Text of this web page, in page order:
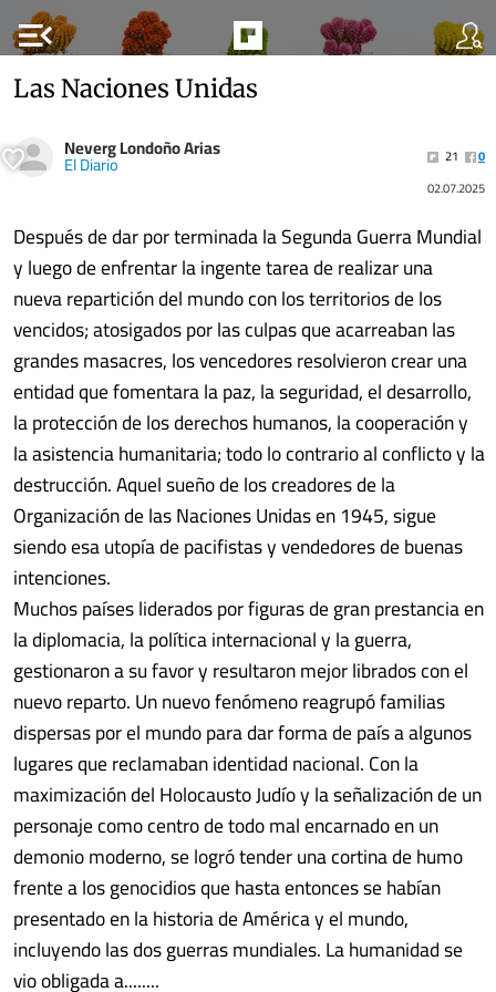
menu_open
Las Naciones Unidas
Neverg Londoño Arias
El Diario 21
0
02.07.2025
Después de dar por terminada la Segunda Guerra Mundial
y luego de enfrentar la ingente tarea de realizar una
nueva repartición del mundo con los territorios de los
vencidos; atosigados por las culpas que acarreaban las
grandes masacres, los vencedores resolvieron crear una
entidad que fomentara la paz, la seguridad, el desarrollo,
la protección de los derechos humanos, la cooperación y
la asistencia humanitaria; todo lo contrario al conflicto y la
destrucción. Aquel sueño de los creadores de la
Organización de las Naciones Unidas en 1945, sigue
siendo esa utopía de pacifistas y vendedores de buenas
intenciones.
Muchos países liderados por figuras de gran prestancia en
la diplomacia, la política internacional y la guerra,
gestionaron a su favor y resultaron mejor librados con el
nuevo reparto. Un nuevo fenómeno reagrupó familias
dispersas por el mundo para dar forma de país a algunos
lugares que reclamaban identidad nacional. Con la
maximización del Holocausto Judío y la señalización de un
personaje como centro de todo mal encarnado en un
demonio moderno, se logró tender una cortina de humo
frente a los genocidios que hasta entonces se habían
presentado en la historia de América y el mundo,
incluyendo las dos guerras mundiales. La humanidad se
vio obligada a........